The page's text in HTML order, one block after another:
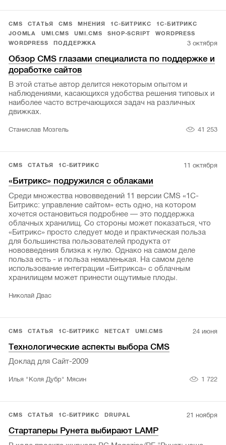
CMS СТАТЬЯ CMS МНЕНИЯ 1С-БИТРИКС
1С-БИТРИКС
JOOMLA
UMI.CMS UMI.CMS SHOP-SCRIPT
WORDPRESS
WORDPRESS
ПОДДЕРЖКА 3 октября
Обзор CMS глазами специалиста по поддержке и
доработке сайтов
В этой статье автор делится некоторым опытом и
наблюдениями, касающихся удобства решения типовых и
наиболее часто встречающихся задач на различных
движках.
Станислав Мозгель 41 253
CMS СТАТЬЯ 1С-БИТРИКС 11 октября
«Битрикс» подружился с облаками
Среди множества нововведений 11 версии CMS «1С-
Битрикс: управление сайтом» есть одно, на котором
хочется остановиться подробнее — это поддержка
облачных хранилищ. Со стороны может показаться, что
«Битрикс» просто следует моде и практическая польза
для большинства пользователей продукта от
нововведения близка к нулю. Однако на самом деле
польза есть - и польза немаленькая. На самом деле
использование интеграции «Битрикса» с облачным
хранилищем может принести ощутимые плоды.
Николай Двас
CMS СТАТЬЯ 1С-БИТРИКС NETCAT UMI.CMS 24 июня
Технологические аспекты выбора CMS
Доклад для Сайт-2009
Илья "Коля Дубр" Мясин 1 722
CMS СТАТЬЯ 1С-БИТРИКС DRUPAL 21 ноября
Стартаперы Рунета выбирают LAMP